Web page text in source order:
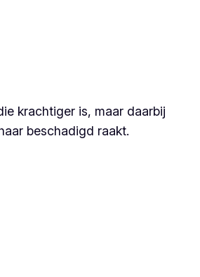
krachtiger is, maar daarbij
beschadigd raakt.